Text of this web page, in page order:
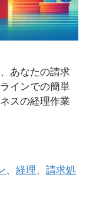
あなたの請求
インでの簡単
スの経理作業
、経理、請求処